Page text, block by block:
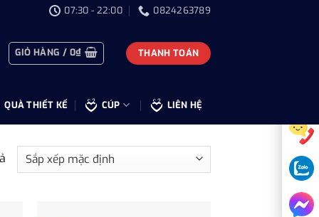
07:30 - 22:00 0824263789
GIỎ HÀNG / 0₫ THANH TOÁN
QUÀ THIẾT KẾ CÚP LIÊN HỆ